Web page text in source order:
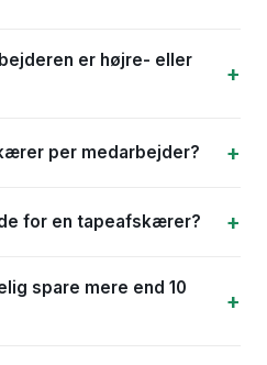
er højre- eller
per medarbejder?
for en tapeafskærer?
spare mere end 10